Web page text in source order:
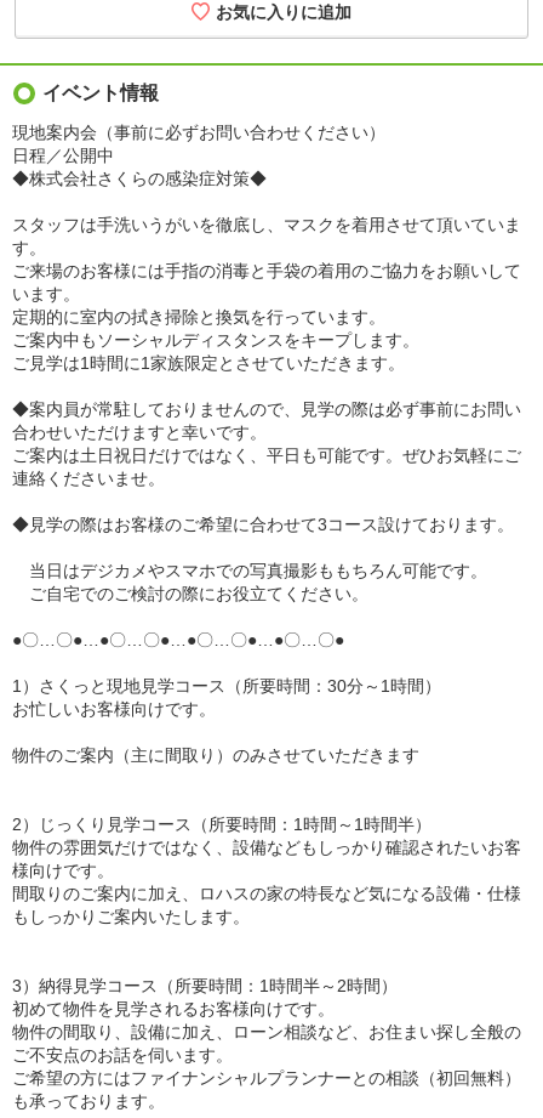
イベント情報
現地案内会（事前に必ずお問い合わせください）
日程／公開中
◆株式会社さくらの感染症対策◆
スタッフは手洗いうがいを徹底し、マスクを着用させて頂いていま
す。
ご来場のお客様には手指の消毒と手袋の着用のご協力をお願いして
います。
定期的に室内の拭き掃除と換気を行っています。
ご案内中もソーシャルディスタンスをキープします。
ご見学は1時間に1家族限定とさせていただきます。
◆案内員が常駐しておりませんので、見学の際は必ず事前にお問い
合わせいただけますと幸いです。
ご案内は土日祝日だけではなく、平日も可能です。ぜひお気軽にご
連絡くださいませ。
◆見学の際はお客様のご希望に合わせて3コース設けております。
当日はデジカメやスマホでの写真撮影ももちろん可能です。
ご自宅でのご検討の際にお役立てください。
●〇…〇●…●〇…〇●…●〇…〇●…●〇…〇●
1）さくっと現地見学コース（所要時間：30分～1時間）
お忙しいお客様向けです。
物件のご案内（主に間取り）のみさせていただきます
2）じっくり見学コース（所要時間：1時間～1時間半）
物件の雰囲気だけではなく、設備などもしっかり確認されたいお客
様向けです。
間取りのご案内に加え、ロハスの家の特長など気になる設備・仕様
もしっかりご案内いたします。
3）納得見学コース（所要時間：1時間半～2時間）
初めて物件を見学されるお客様向けです。
物件の間取り、設備に加え、ローン相談など、お住まい探し全般の
ご不安点のお話を伺います。
ご希望の方にはファイナンシャルプランナーとの相談（初回無料）
も承っております。